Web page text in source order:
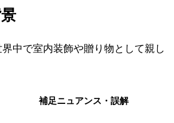
中で室内装飾や贈り物として親し
補足ニュアンス・誤解